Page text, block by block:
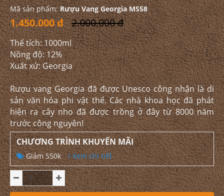
Mã sản phẩm:Rượu Vang Georgia MS58
1.450.000 đ 2.000.000 đ
Thể tích: 1000ml
Nồng độ: 12%
Xuất xứ: Georgia
Rượu vang Georgia đã được Unesco công nhận là di
sản văn hóa phi vật thể. Các nhà khoa học đã phát
hiện ra cây nho đã được trồng ở đây từ 8000 năm
trước công nguyên!
CHƯƠNG TRÌNH KHUYẾN MÃI
Giảm 550k Xem chi tiết